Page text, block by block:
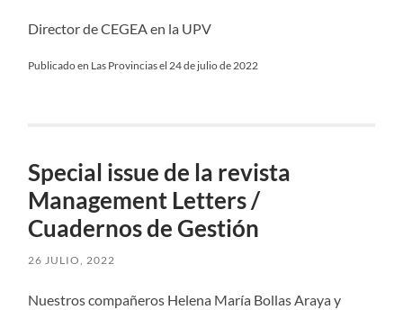
Director de CEGEA en la UPV
Publicado en Las Provincias el 24 de julio de 2022
Special issue de la revista
Management Letters /
Cuadernos de Gestión
26 JULIO, 2022
Nuestros compañeros Helena María Bollas Araya y